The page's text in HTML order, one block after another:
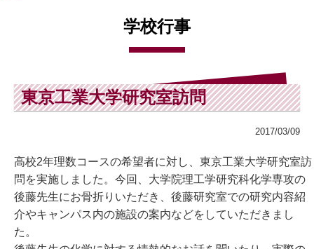
学校行事
東京工業大学研究室訪問
2017/03/09
高校2年理数コースの希望者に対し、東京工業大学研究室訪
問を実施しました。今回、大学院理工学研究科化学専攻の
後藤先生にお骨折りいただき、後藤研究室での研究内容紹
介やキャンパス内の施設の案内などをしていただきまし
た。